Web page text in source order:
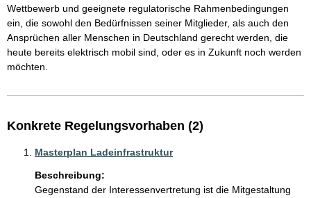
Wettbewerb und geeignete regulatorische Rahmenbedingungen
ein, die sowohl den Bedürfnissen seiner Mitglieder, als auch den
Ansprüchen aller Menschen in Deutschland gerecht werden, die
heute bereits elektrisch mobil sind, oder es in Zukunft noch werden
möchten.
Konkrete Regelungsvorhaben (2)
Masterplan Ladeinfrastruktur
Beschreibung:
Gegenstand der Interessenvertretung ist die Mitgestaltung